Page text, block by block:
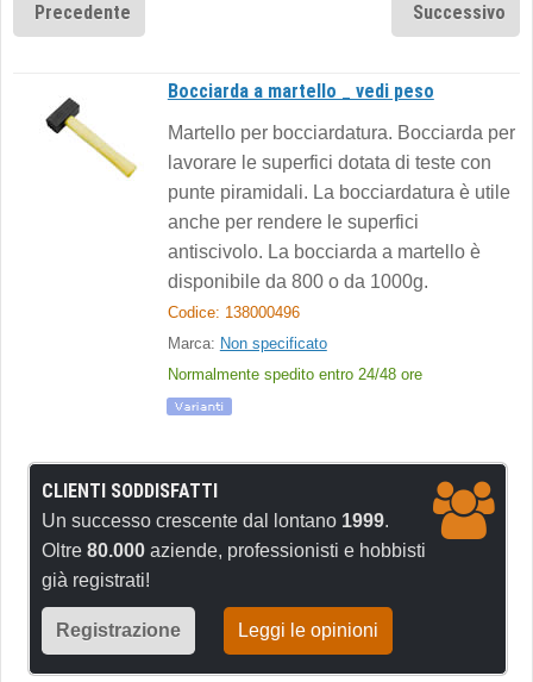
Precedente Successivo
Bocciarda a martello _ vedi peso
Martello per bocciardatura. Bocciarda per
lavorare le superfici dotata di teste con
punte piramidali. La bocciardatura è utile
anche per rendere le superfici
antiscivolo. La bocciarda a martello è
disponibile da 800 o da 1000g.
Codice: 138000496
Marca: Non specificato
Normalmente spedito entro 24/48 ore
CLIENTI SODDISFATTI
Un successo crescente dal lontano 1999.
Oltre 80.000 aziende, professionisti e hobbisti
già registrati!
Registrazione Leggi le opinioni